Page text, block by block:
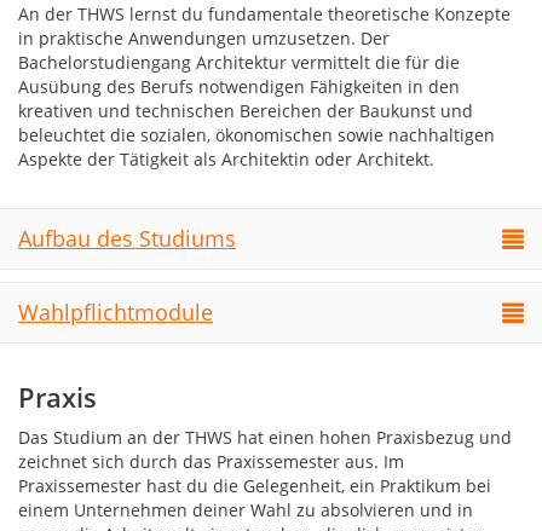
An der THWS lernst du fundamentale theoretische Konzepte
in praktische Anwendungen umzusetzen. Der
Bachelorstudiengang Architektur vermittelt die für die
Ausübung des Berufs notwendigen Fähigkeiten in den
kreativen und technischen Bereichen der Baukunst und
beleuchtet die sozialen, ökonomischen sowie nachhaltigen
Aspekte der Tätigkeit als Architektin oder Architekt.
Aufbau des Studiums
Wahlpflichtmodule
Praxis
Das Studium an der THWS hat einen hohen Praxisbezug und
zeichnet sich durch das Praxissemester aus. Im
Praxissemester hast du die Gelegenheit, ein Praktikum bei
einem Unternehmen deiner Wahl zu absolvieren und in